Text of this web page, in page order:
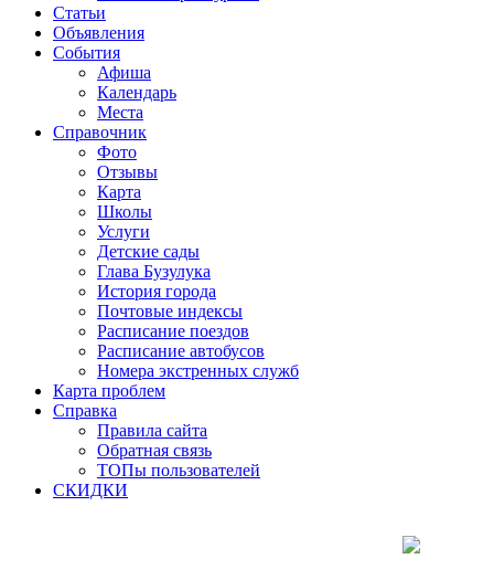
Статьи
Объявления
События
Афиша
Календарь
Места
Справочник
Фото
Отзывы
Карта
Школы
Услуги
Детские сады
Глава Бузулука
История города
Почтовые индексы
Расписание поездов
Расписание автобусов
Номера экстренных служб
Карта проблем
Справка
Правила сайта
Обратная связь
ТОПы пользователей
СКИДКИ